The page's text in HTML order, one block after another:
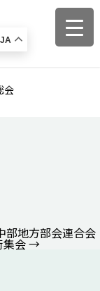
JA
会
部地方部会連合会
集会→